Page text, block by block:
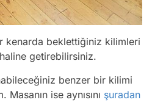
kenarda beklettiğiniz kilimleri
getirebilirsiniz.
benzer bir kilimi
Masanın ise aynısını şuradan